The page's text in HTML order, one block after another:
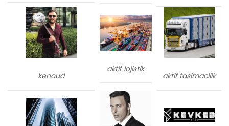
kenoud
aktif lojistik
aktif tasimacilik